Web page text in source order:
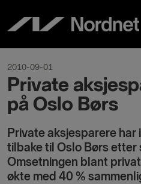
content
2010-09-01
Private
på Oslo Børs
​Private aksjesparere har
tilbake til Oslo Børs etter
Omsetningen blant
økte med 40 %